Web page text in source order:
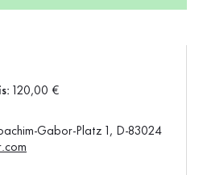
120,00 €
Gabor-Platz 1, D-83024